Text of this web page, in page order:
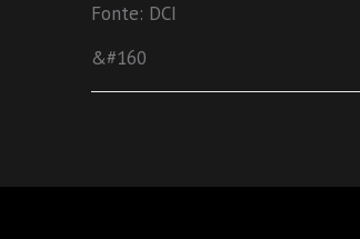
Fonte: DCI
&#160